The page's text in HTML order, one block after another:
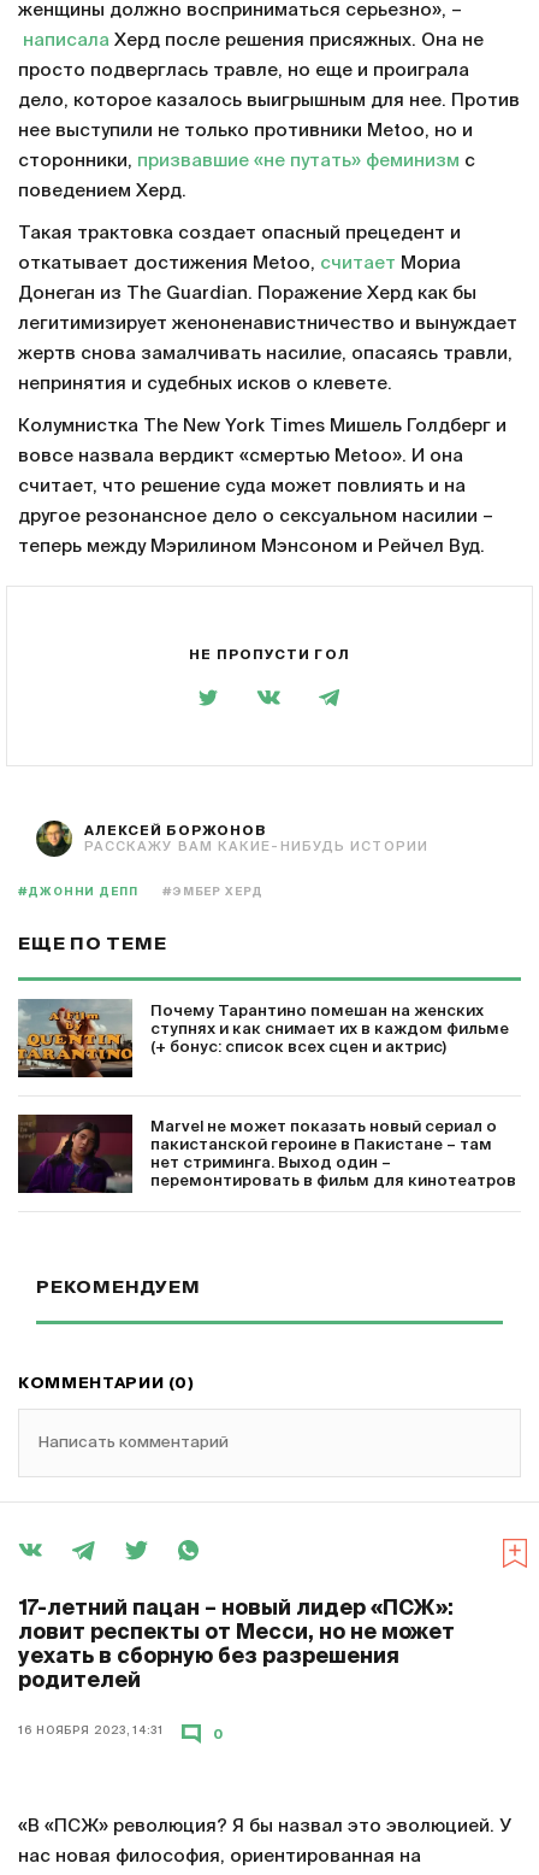
женщины должно восприниматься серьезно», –
написала Херд после решения присяжных. Она не
просто подверглась травле, но еще и проиграла
дело, которое казалось выигрышным для нее. Против
нее выступили не только противники Metoo, но и
сторонники, призвавшие «не путать» феминизм с
поведением Херд.
Такая трактовка создает опасный прецедент и
откатывает достижения Metoo, считает Мориа
Донеган из The Guardian. Поражение Херд как бы
легитимизирует женоненавистничество и вынуждает
жертв снова замалчивать насилие, опасаясь травли,
непринятия и судебных исков о клевете.
Колумнистка The New York Times Мишель Голдберг и
вовсе назвала вердикт «смертью Metoo». И она
считает, что решение суда может повлиять и на
другое резонансное дело о сексуальном насилии –
теперь между Мэрилином Мэнсоном и Рейчел Вуд.
НЕ ПРОПУСТИ ГОЛ
АЛЕКСЕЙ БОРЖОНОВ
РАССКАЖУ ВАМ КАКИЕ-НИБУДЬ ИСТОРИИ
#ДЖОННИ ДЕПП #ЭМБЕР ХЕРД
ЕЩЕ ПО ТЕМЕ
Почему Тарантино помешан на женских
ступнях и как снимает их в каждом фильме
(+ бонус: список всех сцен и актрис)
Marvel не может показать новый сериал о
пакистанской героине в Пакистане – там
нет стриминга. Выход один –
перемонтировать в фильм для кинотеатров
РЕКОМЕНДУЕМ
КОММЕНТАРИИ (0)
Написать комментарий
17-летний пацан – новый лидер «ПСЖ»:
ловит респекты от Месси, но не может
уехать в сборную без разрешения
родителей
16 НОЯБРЯ 2023, 14:31 0
«В «ПСЖ» революция? Я бы назвал это эволюцией. У
нас новая философия, ориентированная на